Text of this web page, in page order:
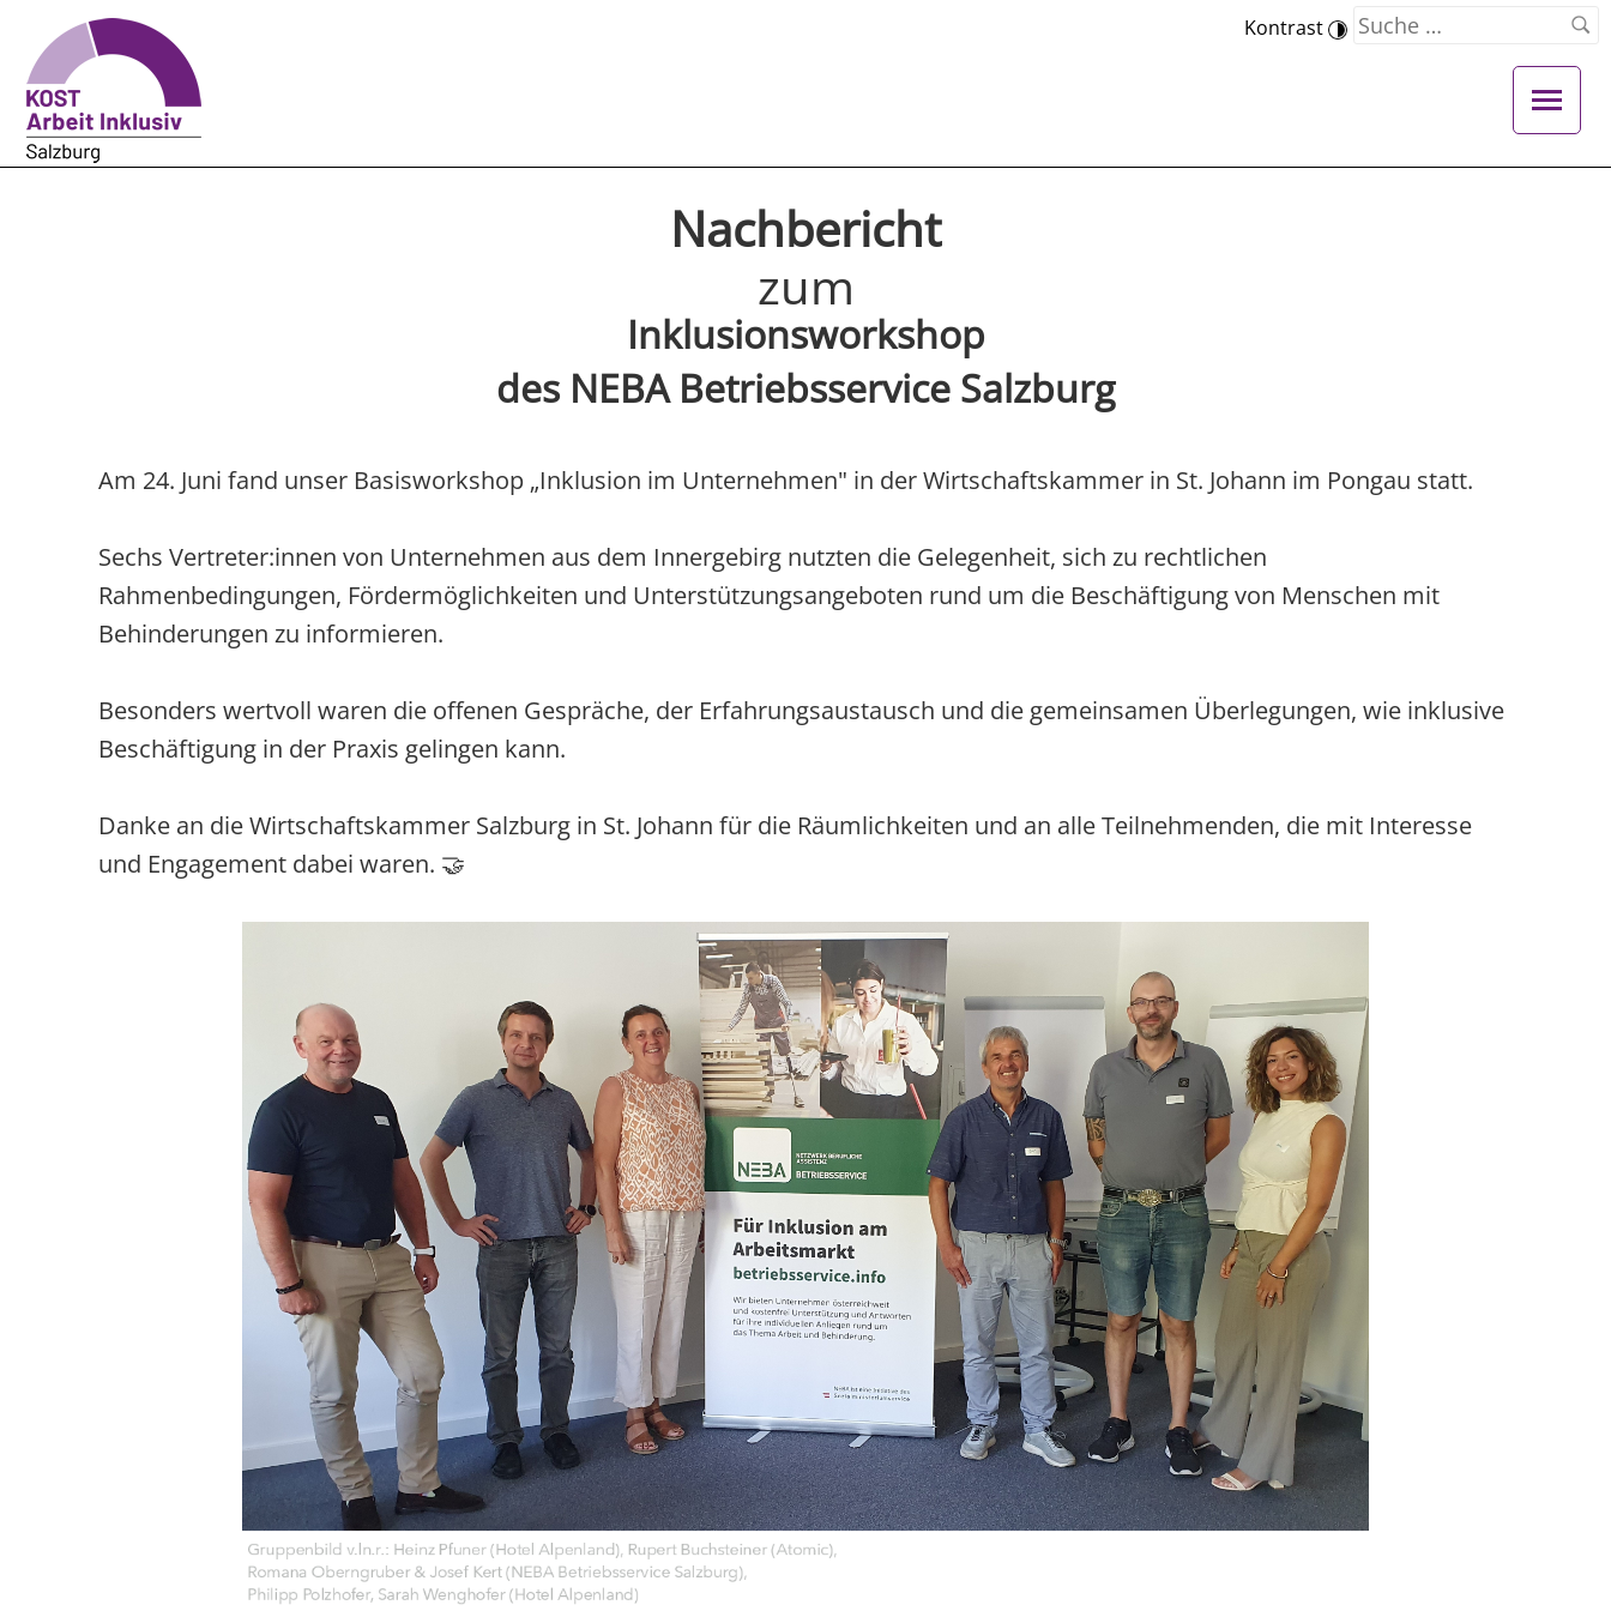
Kontrast
Nachbericht
zum
Inklusionsworkshop
des NEBA Betriebsservice Salzburg
Am 24. Juni fand unser Basisworkshop „Inklusion im Unternehmen" in der Wirtschaftskammer in St. Johann im Pongau statt.
Sechs Vertreter:innen von Unternehmen aus dem Innergebirg nutzten die Gelegenheit, sich zu rechtlichen
Rahmenbedingungen, Fördermöglichkeiten und Unterstützungsangeboten rund um die Beschäftigung von Menschen mit
Behinderungen zu informieren.
Besonders wertvoll waren die offenen Gespräche, der Erfahrungsaustausch und die gemeinsamen Überlegungen, wie inklusive
Beschäftigung in der Praxis gelingen kann.
Danke an die Wirtschaftskammer Salzburg in St. Johann für die Räumlichkeiten und an alle Teilnehmenden, die mit Interesse
und Engagement dabei waren. 🤝